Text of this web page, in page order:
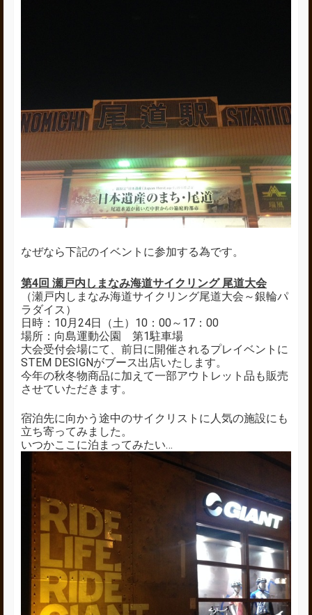
なぜなら下記のイベントに参加する為です。
第4回 瀬戸内しまなみ海道サイクリング 尾道大会
（瀬戸内しまなみ海道サイクリング尾道大会～銀輪パ
ラダイス）
日時：10月24日（土）10：00～17：00
場所：向島運動公園 第1駐車場
大会受付会場にて、前日に開催されるプレイベントに
STEM DESIGNがブース出店いたします。
今年の秋冬物商品に加えて一部アウトレット品も販売
させていただきます。
宿泊先に向かう途中のサイクリストに人気の施設にも
立ち寄ってみました。
いつかここに泊まってみたい…